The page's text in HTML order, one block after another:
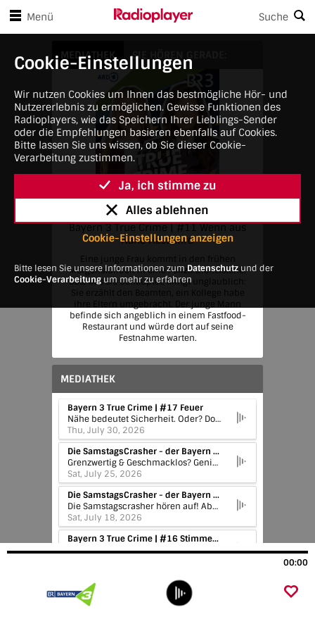
Cookie-Einstellungen
Wir nutzen Cookies um Ihnen das bestmögliche Hör- und
Nutzererlebnis zu ermöglichen. Gewisse Funktionen des
Radioplayers, wie das Speichern Ihrer Lieblings-Sender
oder die Empfehlungen basieren ebenfalls auf Cookies.
Bitte lassen Sie uns wissen, ob Sie dieser Cookie-
Verarbeitung zustimmen.
Ja, ich stimme zu
Alles ablehnen
Cookie-Einstellungen anzeigen
Bitte lesen Sie unsere Informationen zum Datenschutz und der
Cookie-Verarbeitung um mehr zu erfahren
Zum Hauptinhalt springen
Player-Steuerungen springen
Menü Suche
Bayern 3 True Crime
MEDIATHEK SIE HÖREN GERADE:
4:01 AM • Thu, May 21, 2026
Bayern 3 True Crime
Bayern 3 True Crime | #11 Wenn aus
Nähe Hass wird
Eine junge Frau kommt in den frühen
Morgenstunden in eine Polizeidienststelle.
Das, was sie behauptet, klingt unglaublich:
Sie erzählt den Beamten, ein Kollege habe
ihre Eltern umgebracht. Der junge Mann
befinde sich angeblich in einem Fastfood-
Restaurant und würde dort auf seine
Festnahme warten.
MEDIATHEK
Bayern 3 True Crime | #17 Feuer
Nähe bedeutet Sicherheit. Oder? Doch was passiert, wenn die Gefahr genau dort lauert, wo wir sie nie erwarten würden? Vor der eigenen Haustür, in den eigenen vier Wänden, am Arbeitsplatz, in der Familie, im Freundeskreis oder in der Partnerschaft. Wenn diejenigen, die uns besonders nah sind, plötzlich zu Verdächtigen vor Gericht werden? Mit "Gefährliche Nähe" geht der erfolgreiche Bayern 3 True Crime Podcast in die neunte Staffel. Die neue Host – Bayern-3-Moderatorin Lea Geishauser – spricht gemeinsam mit Strafverteidigerin Jana Jürgen anhand wahrer Kriminalfälle aus Deutschland über strafrechtliche Hintergründe, Ermittlungen und Gerichtsprozesse. Zusätzlich werden in der aktuellen Staffel des Bayern 3 True Crime Podcast auch immer wieder die psychologischen Hintergründe und Folgen von Verbrechen auf Opfer- und Täterseite aus Expertensicht besprochen. Staffel 9 "Gefährliche Nähe" ist ein True Crime Podcast über wahre Verbrechen, die im engsten sozialen Umfeld geschehen, über Nähe, Vertrauen und die Abgründe menschlicher Beziehungen.
Thu, July 30, 2026
Die SamstagsCrasher - der Bayern 3 Comedy Podcast | Zwischen Tüll und Themenrad: Stefan & Schaffi sagen JA!
Grenzwertig & Geschmacklos? Genial & Geil? Sagt ihr's uns! In diesem Comedy Podcast geht's um den Wahnsinn der Woche, auf der Welt, im Netz und überhaupt. Macht euch auf alles gefasst, wenn Stefan Kreutzer und Sebastian "Schaffi" Schaffstein loslegen: Sie sind gnadenlos, kindisch, seicht und tief - und manche finden sie sogar lustig ... ;) #Satire #Comedy #PriseAnarchie #BAYERN3SamstagsCrasher
Sat, July 25, 2026
Die SamstagsCrasher - der Bayern 3 Comedy Podcast | Emotionale Achterbahnfahrt für die (Samstags-)Crasher
Die Samstagscrasher hören auf! Aber erst machen sie mit den WDR2 Kollegen die Autobahn für Urlauber frei. Außerdem kümmert sich der Erklärbär um spezielle Leihmutterschaften, es geht um bekiffte Hunde und das Geruchserlebnis im Trojanischen Pferd.
Sat, July 18, 2026
Bayern 3 True Crime | #16 Stimmen im Kopf
Eigentlich will Sandra nur ihren Job machen. Doch aus einem Routine-Einsatz wird einer der schlimmsten Tage ihres Lebens: Als Reporterin befindet sie sich gerade in einem Geschäft, als plötzlich ein blutüberströmter Mann hinein stolpert.
Sat, July 11, 2026
00:00